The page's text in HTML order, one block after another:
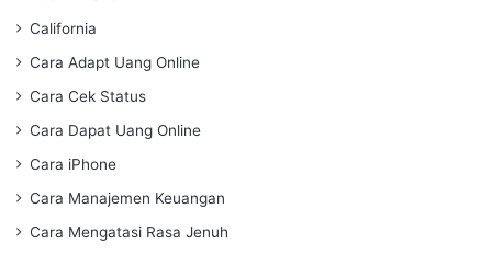
California
Cara Adapt Uang Online
Cara Cek Status
Cara Dapat Uang Online
Cara iPhone
Cara Manajemen Keuangan
Cara Mengatasi Rasa Jenuh